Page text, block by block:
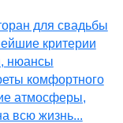
для свадьбы
критерии
нюансы
комфортного
атмосферы,
всю жизнь...